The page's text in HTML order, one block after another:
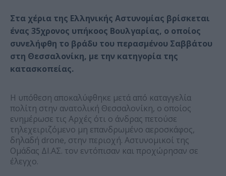
Στα χέρια της Ελληνικής Αστυνομίας βρίσκεται
ένας 35χρονος υπήκοος Βουλγαρίας, ο οποίος
συνελήφθη το βράδυ του περασμένου Σαββάτου
στη Θεσσαλονίκη, με την κατηγορία της
κατασκοπείας.
Η υπόθεση αποκαλύφθηκε μετά από καταγγελία
πολίτη στην ανατολική Θεσσαλονίκη, ο οποίος
ενημέρωσε τις Αρχές ότι ο άνδρας πετούσε
τηλεχειριζόμενο μη επανδρωμένο αεροσκάφος,
δηλαδή drone, στην περιοχή. Αστυνομικοί της
Ομάδας ΔΙ.ΑΣ. τον εντόπισαν και προχώρησαν σε
έλεγχο.